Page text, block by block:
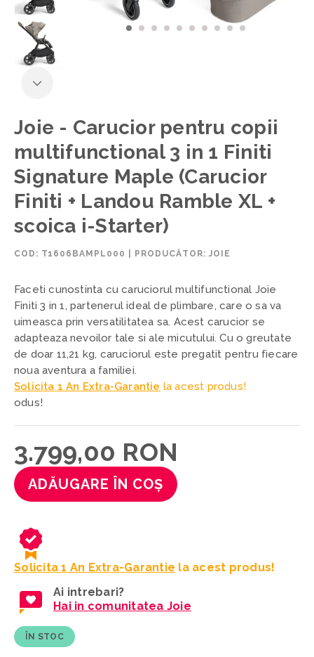
Joie - Carucior pentru copii
multifunctional 3 in 1 Finiti
Signature Maple (Carucior
Finiti + Landou Ramble XL +
scoica i-Starter)
COD: T1606BAMPL000 PRODUCĂTOR: JOIE
Faceti cunostinta cu caruciorul multifunctional Joie
Finiti 3 in 1, partenerul ideal de plimbare, care o sa va
uimeasca prin versatilitatea sa. Acest carucior se
adapteaza nevoilor tale si ale micutului. Cu o greutate
de doar 11,21 kg, caruciorul este pregatit pentru fiecare
noua aventura a familiei.
Solicita 1 An Extra-Garantie la acest produs!
odus!
3.799,00 RON
ADĂUGARE ÎN COȘ
Solicita 1 An Extra-Garantie la acest produs!
Ai intrebari?
Hai in comunitatea Joie
ÎN STOC